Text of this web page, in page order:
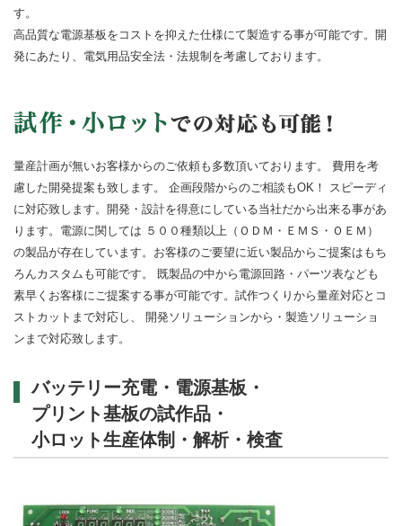
す。
高品質な電源基板をコストを抑えた仕様にて製造する事が可能です。開
発にあたり、電気用品安全法・法規制を考慮しております。
量産計画が無いお客様からのご依頼も多数頂いております。 費用を考
慮した開発提案も致します。 企画段階からのご相談もOK！ スピーディ
に対応致します。開発・設計を得意にしている当社だから出来る事があ
ります。電源に関しては ５００種類以上（ＯＤＭ・ＥＭＳ・ＯＥＭ）
の製品が存在しています。お客様のご要望に近い製品からご提案はもち
ろんカスタムも可能です。 既製品の中から電源回路・パーツ表なども
素早くお客様にご提案する事が可能です。試作つくりから量産対応とコ
ストカットまで対応し、 開発ソリューションから・製造ソリューショ
ンまで対応致します。
バッテリー充電・電源基板・
プリント基板の試作品・
小ロット生産体制・解析・検査